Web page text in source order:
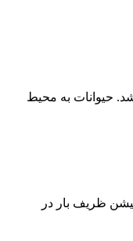
حیوانات به محیط
ظریف بار در